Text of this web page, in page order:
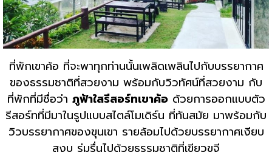
ที่พักเขาค้อ ที่จะพาทุกท่านนั้นเพลิดเพลินไปกับบรรยากาศ
ของธรรมชาติที่สวยงาม พร้อมกับวิวทัศน์ที่สวยงาม กับ
ที่พักที่มีชื่อว่า ภูฟ้าใสรีสอร์ทเขาค้อด้วยการออกแบบตัว
รีสอร์ทที่มีมาในรูปแบบสไตล์โมเดิร์น ที่ทันสมัย มาพร้อมกับ
วิวบรรยากาศของขุนเขา รายล้อมไปด้วยบรรยากาศเงียบ
สงบ ร่มรื่นไปด้วยธรรมชาติที่เขียวขจี